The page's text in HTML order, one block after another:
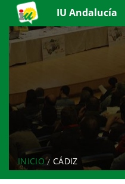
IU Andalucía
INICIO CÁDIZ